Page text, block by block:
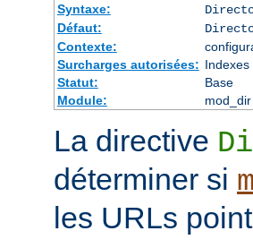
Syntaxe:
Défaut:
Contexte:
Surcharges autorisées: Indexes
Statut:
Base
Module:
mod_dir
La directive
déterminer si
les URLs